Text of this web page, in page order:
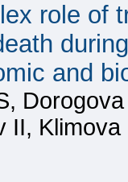
role of
and
II,